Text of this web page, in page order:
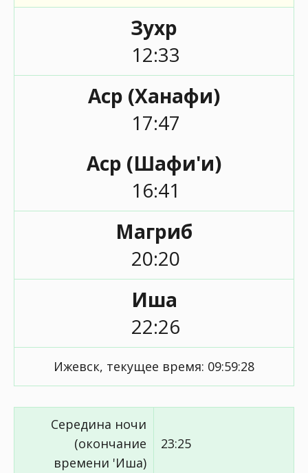
Зухр
12:33
Аср (Ханафи)
17:47
Аср (Шафи'и)
16:41
Магриб
20:20
Иша
22:26
Ижевск, текущее время: 09:59:28
Середина ночи
(окончание
времени 'Иша)
23:25